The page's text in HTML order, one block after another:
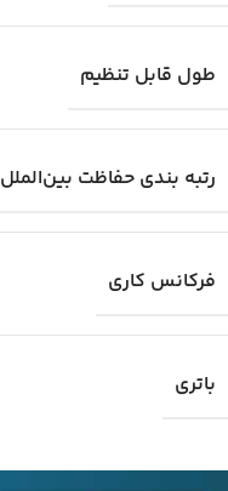
طول قابل تنظیم
رتبه بندی حفاظت بین‌الملل
فرکانس کاری
باتری